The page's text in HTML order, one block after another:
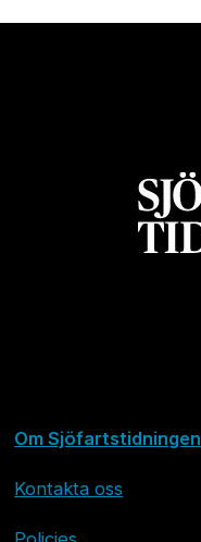
Om Sjöfartstidningen
Kontakta oss